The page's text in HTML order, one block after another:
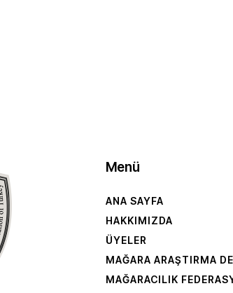
Menü
ANA SAYFA
HAKKIMIZDA
ÜYELER
MAĞARA ARAŞTIRMA
MAĞARACILIK